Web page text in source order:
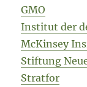
GMO
Institut der
McKinsey
Stiftung
Stratfor